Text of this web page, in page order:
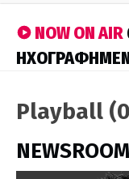
NOW ON AIR
Playball
NEWSROOM